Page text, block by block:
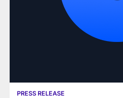
PRESS RELEASE